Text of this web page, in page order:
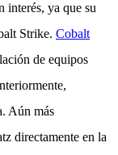
interés, ya que su
Strike. Cobalt
de equipos
Aún más
directamente en la